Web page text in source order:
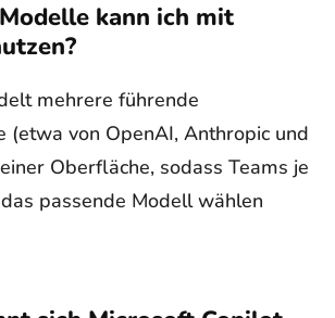
kann ich mit
mehrere führende
(etwa von OpenAI, Anthropic und
Oberfläche, sodass Teams je
passende Modell wählen